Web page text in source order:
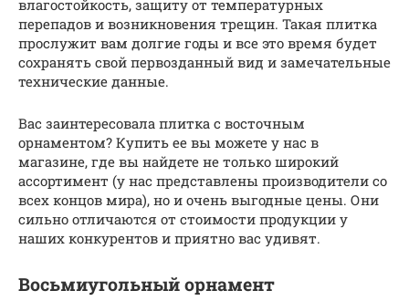
влагостойкость, защиту от температурных
перепадов и возникновения трещин. Такая плитка
прослужит вам долгие годы и все это время будет
сохранять свой первозданный вид и замечательные
технические данные.
Вас заинтересовала плитка с восточным
орнаментом? Купить ее вы можете у нас в
магазине, где вы найдете не только широкий
ассортимент (у нас представлены производители со
всех концов мира), но и очень выгодные цены. Они
сильно отличаются от стоимости продукции у
наших конкурентов и приятно вас удивят.
Восьмиугольный орнамент